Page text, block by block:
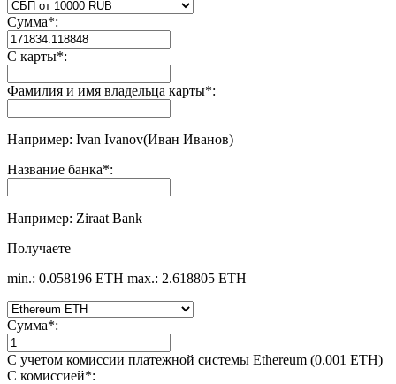
Сумма*:
С карты*:
Фамилия и имя владельца карты*:
Например: Ivan Ivanov(Иван Иванов)
Название банка*:
Например: Ziraat Bank
Получаете
min.: 0.058196 ETH max.: 2.618805 ETH
Сумма*:
С учетом комиссии платежной системы Ethereum (0.001 ETH)
С комиссией*: